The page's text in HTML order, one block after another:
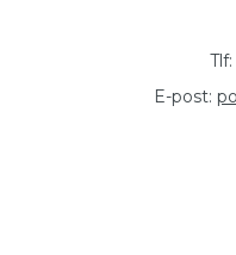
Tlf:
E-post: